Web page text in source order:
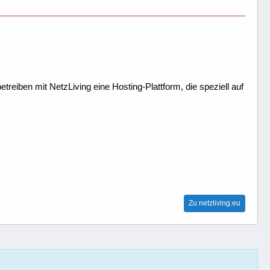
mit NetzLiving eine Hosting-Plattform, die speziell auf
Zu netzliving.eu